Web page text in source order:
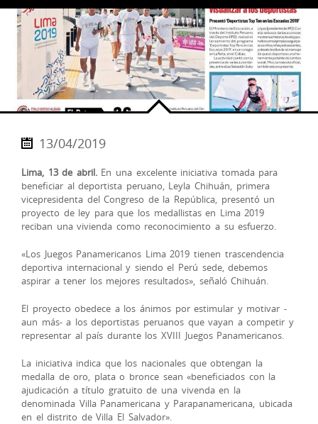
13/04/2019
Lima, 13 de abril.En una excelente iniciativa tomada para
beneficiar al deportista peruano, Leyla Chihuán, primera
vicepresidenta del Congreso de la República, presentó un
proyecto de ley para que los medallistas en Lima 2019
reciban una vivienda como reconocimiento a su esfuerzo.
«Los Juegos Panamericanos Lima 2019 tienen trascendencia
deportiva internacional y siendo el Perú sede, debemos
aspirar a tener los mejores resultados», señaló Chihuán.
El proyecto obedece a los ánimos por estimular y motivar -
aun más- a los deportistas peruanos que vayan a competir y
representar al país durante los XVIII Juegos Panamericanos.
La iniciativa indica que los nacionales que obtengan la
medalla de oro, plata o bronce sean «beneficiados con la
ajudicación a título gratuito de una vivenda en la
denominada Villa Panamericana y Parapanamericana, ubicada
en el distrito de Villa El Salvador».